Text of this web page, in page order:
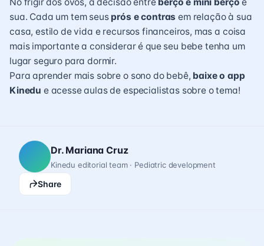
No frigir dos ovos, a decisão entre berço e mini berço é
sua. Cada um tem seus prós e contras em relação à sua
casa, estilo de vida e recursos financeiros, mas a coisa
mais importante a considerar é que seu bebe tenha um
lugar seguro para dormir.
Para aprender mais sobre o sono do bebê, baixe o app
Kinedu e acesse aulas de especialistas sobre o tema!
Dr. Mariana Cruz
Kinedu editorial team · Pediatric development
Share